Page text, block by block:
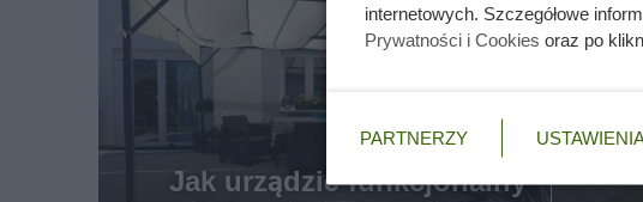
Jak urządzić funkcjonalny
internetowych. Szczegółowe
Prywatności i Cookies oraz po
PARTNERZY USTAWIENIA